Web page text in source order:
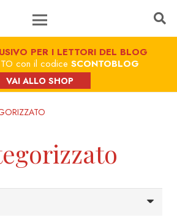
PER I LETTORI DEL BLOG
con il codice SCONTOBLOG
VAI ALLO SHOP